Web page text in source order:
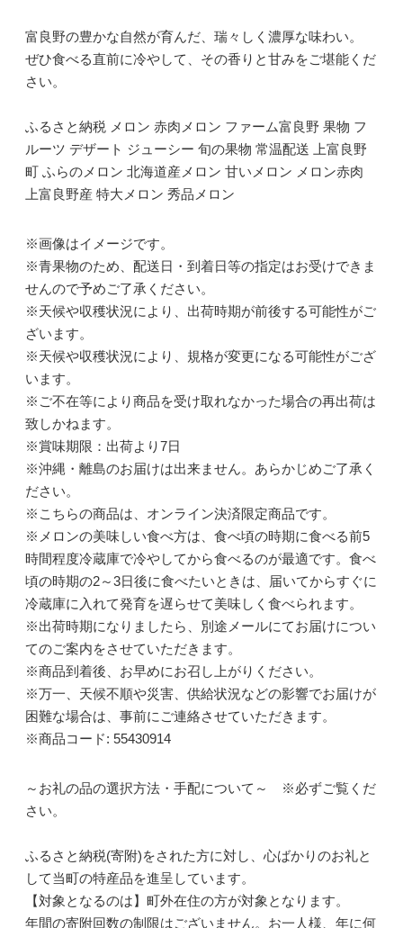
富良野の豊かな自然が育んだ、瑞々しく濃厚な味わい。
ぜひ食べる直前に冷やして、その香りと甘みをご堪能くだ
さい。
ふるさと納税 メロン 赤肉メロン ファーム富良野 果物 フ
ルーツ デザート ジューシー 旬の果物 常温配送 上富良野
町 ふらのメロン 北海道産メロン 甘いメロン メロン赤肉
上富良野産 特大メロン 秀品メロン
※画像はイメージです。
※青果物のため、配送日・到着日等の指定はお受けできま
せんので予めご了承ください。
※天候や収穫状況により、出荷時期が前後する可能性がご
ざいます。
※天候や収穫状況により、規格が変更になる可能性がござ
います。
※ご不在等により商品を受け取れなかった場合の再出荷は
致しかねます。
※賞味期限：出荷より7日
※沖縄・離島のお届けは出来ません。あらかじめご了承く
ださい。
※こちらの商品は、オンライン決済限定商品です。
※メロンの美味しい食べ方は、食べ頃の時期に食べる前5
時間程度冷蔵庫で冷やしてから食べるのが最適です。食べ
頃の時期の2～3日後に食べたいときは、届いてからすぐに
冷蔵庫に入れて発育を遅らせて美味しく食べられます。
※出荷時期になりましたら、別途メールにてお届けについ
てのご案内をさせていただきます。
※商品到着後、お早めにお召し上がりください。
※万一、天候不順や災害、供給状況などの影響でお届けが
困難な場合は、事前にご連絡させていただきます。
※商品コード: 55430914
～お礼の品の選択方法・手配について～ ※必ずご覧くだ
さい。
ふるさと納税(寄附)をされた方に対し、心ばかりのお礼と
して当町の特産品を進呈しています。
【対象となるのは】町外在住の方が対象となります。
年間の寄附回数の制限はございません。お一人様、年に何